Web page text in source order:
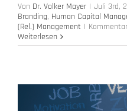
Von Dr. Volker Mayer | Juli 3rd,
Branding, Human Capital
(Rel.) Management |
Weiterlesen